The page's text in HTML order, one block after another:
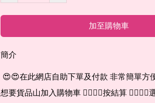
加至購物車
簡介
想要貨品山加入購物車 👉🏻👉🏻按結算